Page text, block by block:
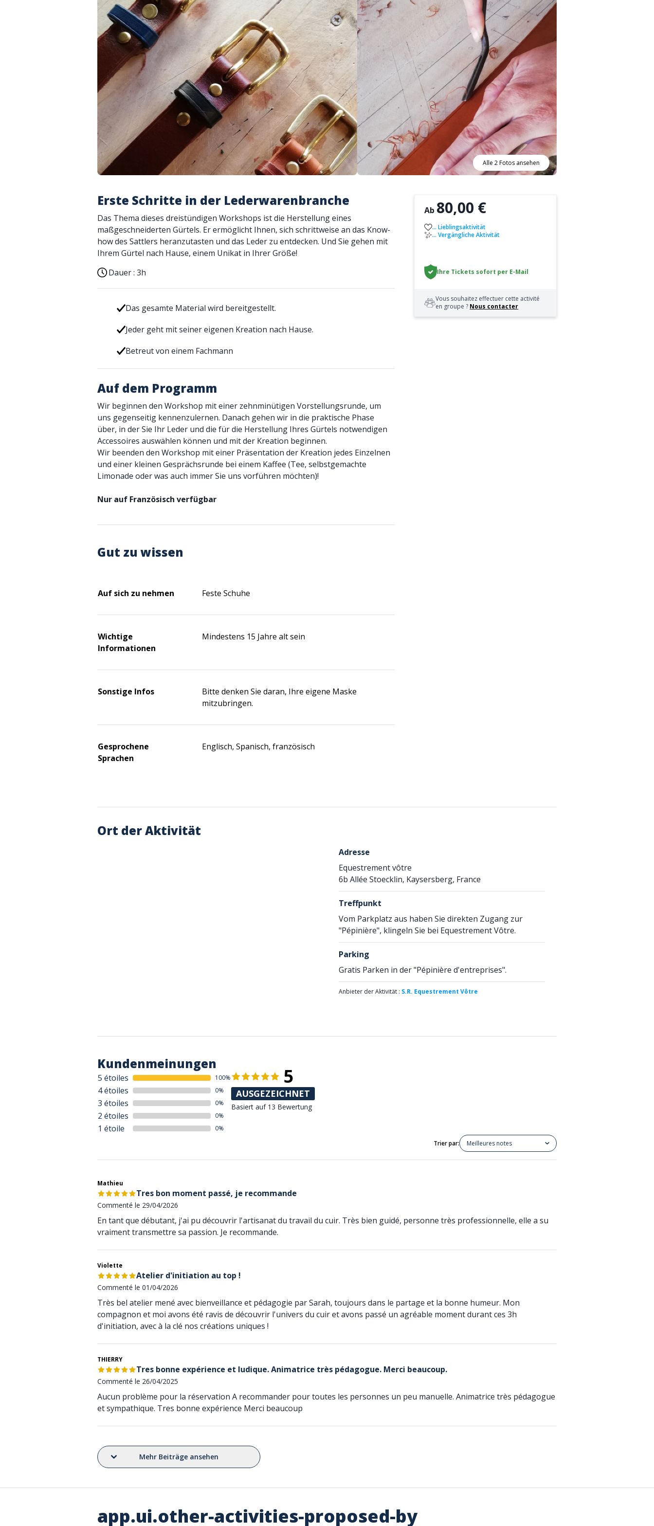
Alle 2 Fotos ansehen
Erste Schritte in der Lederwarenbranche
Das Thema dieses dreistündigen Workshops ist die Herstellung eines
maßgeschneiderten Gürtels. Er ermöglicht Ihnen, sich schrittweise an das Know-
how des Sattlers heranzutasten und das Leder zu entdecken. Und Sie gehen mit
Ihrem Gürtel nach Hause, einem Unikat in Ihrer Größe!
Dauer : 3h
Das gesamte Material wird bereitgestellt.
Jeder geht mit seiner eigenen Kreation nach Hause.
Betreut von einem Fachmann
Auf dem Programm
Wir beginnen den Workshop mit einer zehnminütigen Vorstellungsrunde, um
uns gegenseitig kennenzulernen. Danach gehen wir in die praktische Phase
über, in der Sie Ihr Leder und die für die Herstellung Ihres Gürtels notwendigen
Accessoires auswählen können und mit der Kreation beginnen.
Wir beenden den Workshop mit einer Präsentation der Kreation jedes Einzelnen
und einer kleinen Gesprächsrunde bei einem Kaffee (Tee, selbstgemachte
Limonade oder was auch immer Sie uns vorführen möchten)!
Nur auf Französisch verfügbar
Gut zu wissen
Auf sich zu nehmen Feste Schuhe
Wichtige
Informationen
Mindestens 15 Jahre alt sein
Sonstige Infos
Bitte denken Sie daran, Ihre eigene Maske
mitzubringen.
Gesprochene
Sprachen
Englisch, Spanisch, französisch
Ab 80,00 €
... Lieblingsaktivität
... Vergängliche Aktivität
Ihre Tickets sofort per E-Mail
Vous souhaitez effectuer cette activité
en groupe ? Nous contacter
Ort der Aktivität
Adresse
Equestrement vôtre
6b Allée Stoecklin, Kaysersberg, France
Treffpunkt
Vom Parkplatz aus haben Sie direkten Zugang zur
"Pépinière", klingeln Sie bei Equestrement Vôtre.
Parking
Gratis Parken in der "Pépinière d'entreprises".
Anbieter der Aktivität : S.R. Equestrement Vôtre
Kundenmeinungen
5 étoiles 100%
4 étoiles 0%
3 étoiles 0%
2 étoiles 0%
1 étoile 0%
5
AUSGEZEICHNET
Basiert auf 13 Bewertung
Trier par: Meilleures notes
Mathieu
Tres bon moment passé, je recommande
Commenté le 29/04/2026
En tant que débutant, j'ai pu découvrir l'artisanat du travail du cuir. Très bien guidé, personne très professionnelle, elle a su
vraiment transmettre sa passion. Je recommande.
Violette
Atelier d'initiation au top !
Commenté le 01/04/2026
Très bel atelier mené avec bienveillance et pédagogie par Sarah, toujours dans le partage et la bonne humeur. Mon
compagnon et moi avons été ravis de découvrir l'univers du cuir et avons passé un agréable moment durant ces 3h
d'initiation, avec à la clé nos créations uniques !
THIERRY
Tres bonne expérience et ludique. Animatrice très pédagogue. Merci beaucoup.
Commenté le 26/04/2025
Aucun problème pour la réservation A recommander pour toutes les personnes un peu manuelle. Animatrice très pédagogue
et sympathique. Tres bonne expérience Merci beaucoup
Mehr Beiträge ansehen
app.ui.other-activities-proposed-by